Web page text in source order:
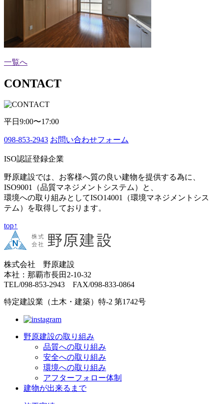
一覧へ
CONTACT
平日9:00〜17:00
098-853-2943 お問い合わせフォーム
ISO認証登録企業
野原建設では、お客様へ質の良い建物を提供する為に、
ISO9001（品質マネジメントシステム）と、
環境への取り組みとしてISO14001（環境マネジメントシス
テム）を取得しております。
top↑
株式会社 野原建設
本社：那覇市長田2-10-32
TEL/098-853-2943 FAX/098-833-0864
特定建設業（土木・建築）特-2 第1742号
野原建設の取り組み
品質への取り組み
安全への取り組み
環境への取り組み
アフターフォロー体制
建物が出来るまで